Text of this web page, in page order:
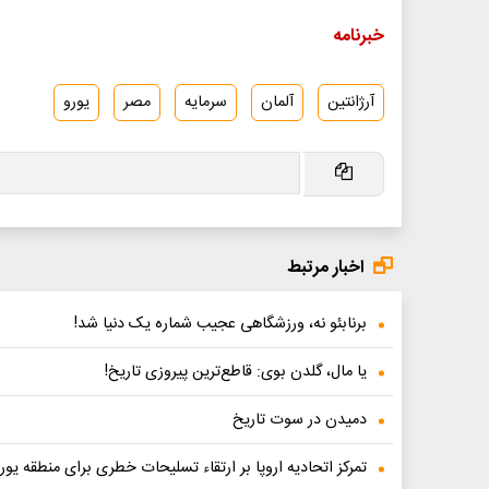
خبرنامه
آرژانتین آلمان سرمایه مصر یورو
اخبار مرتبط
برنابئو نه، ورزشگاهی عجیب شماره یک دنیا شد!
یا مال، گلدن بوی: قاطع‌ترین پیروزی تاریخ!
دمیدن در سوت تاریخ
تمرکز اتحادیه اروپا بر ارتقاء تسلیحات خطری برای منطقه